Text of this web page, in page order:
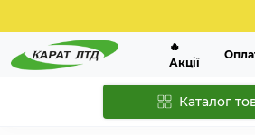
🔥
Акції
Каталог